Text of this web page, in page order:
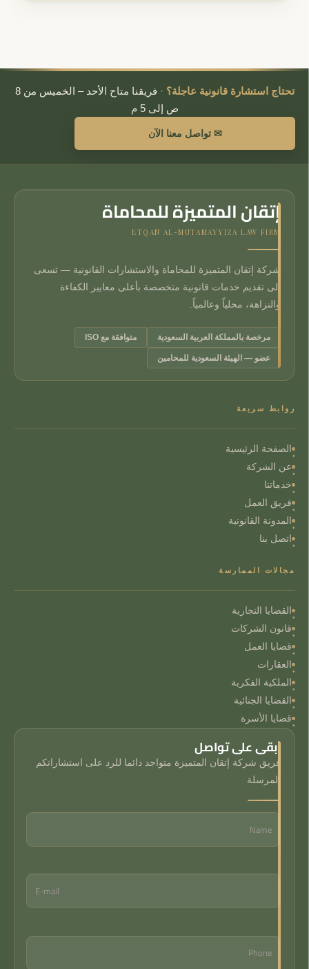
تحتاج استشارة قانونية عاجلة؟ ·
فريقنا متاح الأحد – الخميس من 8
ص إلى 5 م
✉ تواصل معنا الآن
إتقان المتميزة للمحاماة
ETQAN AL-MUTAMAYYIZA LAW FIRM
شركة إتقان المتميزة للمحاماة والاستشارات القانونية — تسعى
إلى تقديم خدمات قانونية متخصصة بأعلى معايير الكفاءة
والنزاهة، محلياً وعالمياً.
مرخصة بالمملكة العربية السعودية متوافقة مع ISO
عضو — الهيئة السعودية للمحامين
روابط سريعة
الصفحة الرئيسية
عن الشركة
خدماتنا
فريق العمل
المدونة القانونية
اتصل بنا
مجالات الممارسة
القضايا التجارية
قانون الشركات
قضايا العمل
العقارات
الملكية الفكرية
القضايا الجنائية
قضايا الأسرة
ابقى على تواصل
فريق شركة إتقان المتميزة متواجد دائما للرد على استشاراتكم
المرسلة